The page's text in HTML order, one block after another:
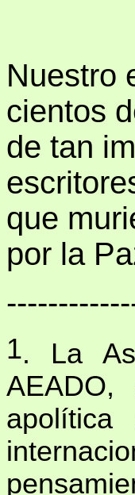
Nuestro
cientos
de tan
que
por la
1. La
AEADO,